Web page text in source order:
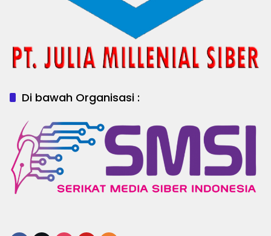
Di bawah Organisasi :